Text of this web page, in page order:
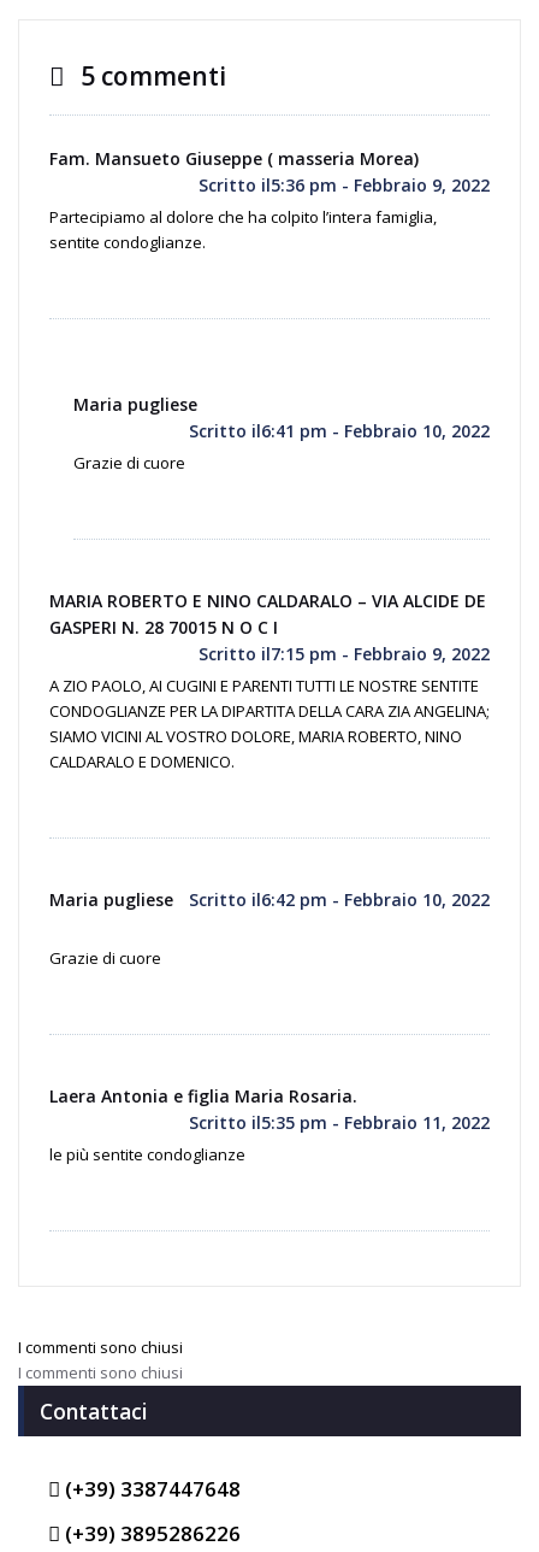
5 commenti
Fam. Mansueto Giuseppe ( masseria Morea)
Scritto il5:36 pm - Febbraio 9, 2022
Partecipiamo al dolore che ha colpito l’intera famiglia,
sentite condoglianze.
Maria pugliese
Scritto il6:41 pm - Febbraio 10, 2022
Grazie di cuore
MARIA ROBERTO E NINO CALDARALO – VIA ALCIDE DE
GASPERI N. 28 70015 N O C I
Scritto il7:15 pm - Febbraio 9, 2022
A ZIO PAOLO, AI CUGINI E PARENTI TUTTI LE NOSTRE SENTITE
CONDOGLIANZE PER LA DIPARTITA DELLA CARA ZIA ANGELINA;
SIAMO VICINI AL VOSTRO DOLORE, MARIA ROBERTO, NINO
CALDARALO E DOMENICO.
Maria pugliese Scritto il6:42 pm - Febbraio 10, 2022
Grazie di cuore
Laera Antonia e figlia Maria Rosaria.
Scritto il5:35 pm - Febbraio 11, 2022
le più sentite condoglianze
I commenti sono chiusi
I commenti sono chiusi
Contattaci
(+39) 3387447648
(+39) 3895286226